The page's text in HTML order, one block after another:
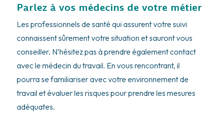
Parlez à vos médecins de votre métier
Les professionnels de santé qui assurent votre suivi
connaissent sûrement votre situation et sauront vous
conseiller. N’hésitez pas à prendre également contact
avec le médecin du travail. En vous rencontrant, il
pourra se familiariser avec votre environnement de
travail et évaluer les risques pour prendre les mesures
adéquates.